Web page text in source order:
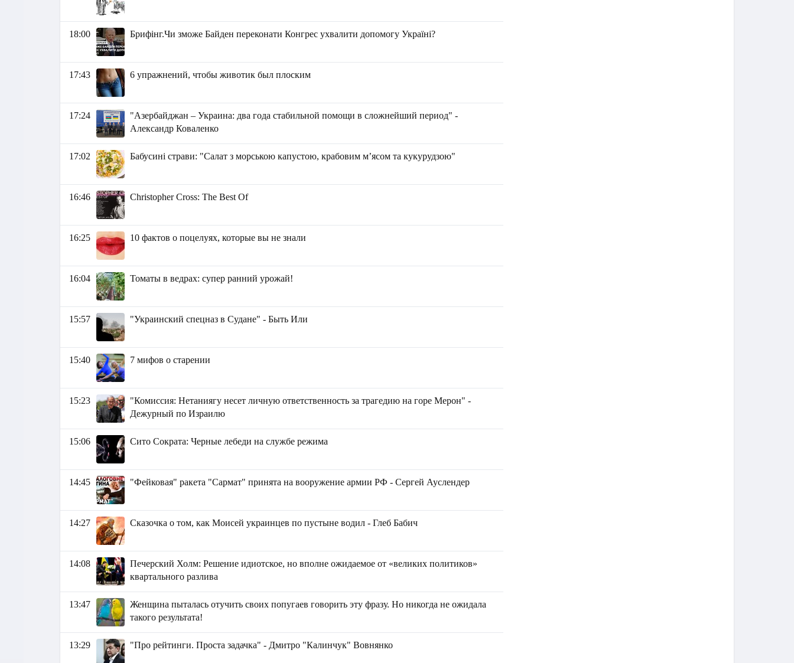
18:00 Брифінг.Чи зможе Байден переконати Конгрес ухвалити допомогу Україні?
17:43 6 упражнений, чтобы животик был плоским
17:24
"Азербайджан – Украина: два года стабильной помощи в сложнейший период" -
Александр Коваленко
17:02 Бабусині страви: "Салат з морською капустою, крабовим м’ясом та кукурудзою"
16:46 Christopher Cross: The Best Of
16:25 10 фактов о поцелуях, которые вы не знали
16:04 Томаты в ведрах: супер ранний урожай!
15:57 "Украинский спецназ в Судане" - Быть Или
15:40 7 мифов о старении
15:23
"Комиссия: Нетаниягу несет личную ответственность за трагедию на горе Мерон" -
Дежурный по Израилю
15:06 Сито Сократа: Черные лебеди на службе режима
14:45 "Фейковая" ракета "Сармат" принята на вооружение армии РФ - Сергей Ауслендер
14:27 Сказочка о том, как Моисей украинцев по пустыне водил - Глеб Бабич
14:08
Печерский Холм: Решение идиотское, но вполне ожидаемое от «великих политиков»
квартального разлива
13:47
Женщина пыталась отучить своих попугаев говорить эту фразу. Но никогда не ожидала
такого результата!
13:29 "Про рейтинги. Проста задачка" - Дмитро "Калинчук" Вовнянко